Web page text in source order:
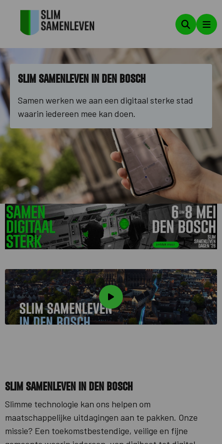
Zoeken
Slim Samenleven in Den Bosch
Samen werken we aan een digitaal sterke stad
waarin iedereen mee kan doen.
Slim Samenleven in Den Bosch
Slimme technologie kan ons helpen om
maatschappelijke uitdagingen aan te pakken. Onze
missie? Een toekomstbestendige, veilige en fijne
Bekijk
video